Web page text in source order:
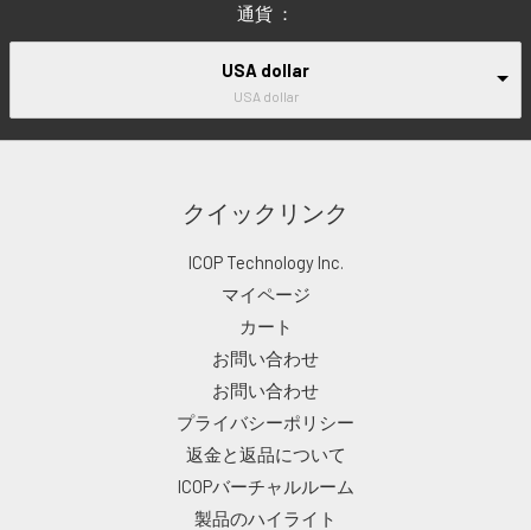
通貨 ：
USA dollar
USA dollar
クイックリンク
ICOP Technology Inc.
マイページ
カート
お問い合わせ
お問い合わせ
プライバシーポリシー
返金と返品について
ICOPバーチャルルーム
製品のハイライト